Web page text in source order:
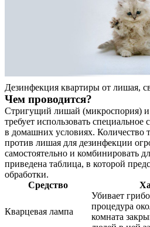
Дезинфекция квартиры от лишая,
Чем проводится?
Стригущий лишай (микроспория)
требует использовать специальное
в домашних условиях. Количество
против лишая для дезинфекции
самостоятельно и комбинировать
приведена таблица, в которой
обработки.
Средство
Кварцевая лампа
Убивает
процедура
комната